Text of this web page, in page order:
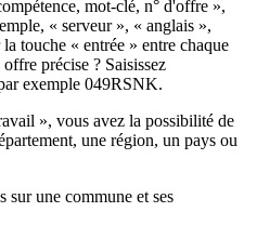
mot-clé, n° d'offre »,
« serveur », « anglais »,
touche « entrée » entre chaque
précise ? Saisissez
exemple 049RSNK.
», vous avez la possibilité de
une région, un pays ou
sur une commune et ses